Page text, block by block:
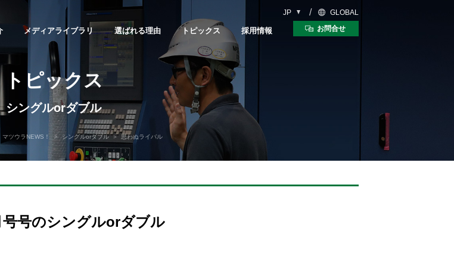
JP GLOBAL
会社概要 会社沿革
サイトポリシー サイトマップ
5軸複合マシニングセンタ
MX-520T
5軸制御立形・
横形マシニングセンタ
MAM72 Series
メディアライブラリ 選ばれる理由
サンプルワーク集 平成モノづくり30年史
トピックス
展示会 プレスリリース
採用情報
キャリア採用 若手社員の仕事に密着
お問合せ
見積依頼 カタログ請求
トピックス
シングルorダブル
マツウラNEWS！ シングルorダブル 思わぬライバル
号号のシングルorダブル